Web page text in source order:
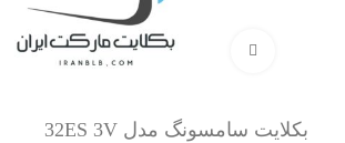
برای بزرگنمایی کلیک کنید
بکلایت سامسونگ مدل 32ES 3V